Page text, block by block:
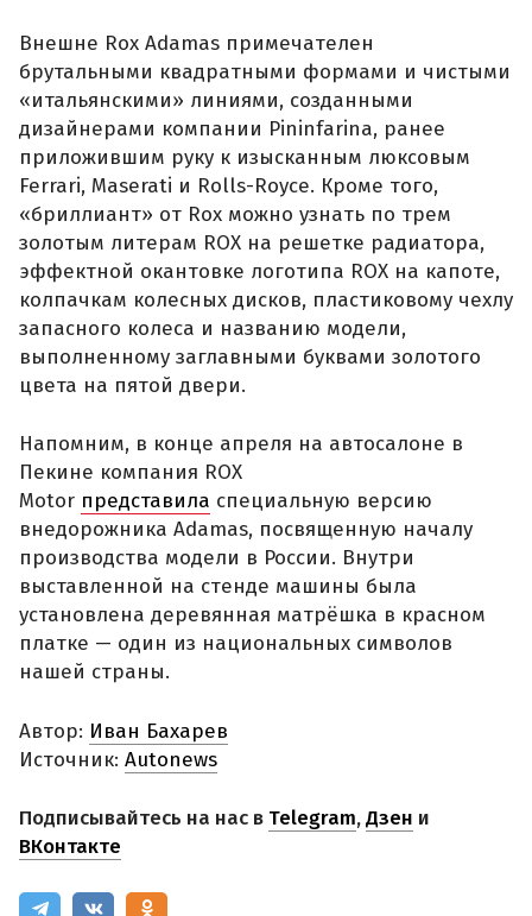
Внешне Rox Adamas примечателен
брутальными квадратными формами и чистыми
«итальянскими» линиями, созданными
дизайнерами компании Pininfarina, ранее
приложившим руку к изысканным люксовым
Ferrari, Maserati и Rolls-Royce. Кроме того,
«бриллиант» от Rox можно узнать по трем
золотым литерам ROX на решетке радиатора,
эффектной окантовке логотипа ROX на капоте,
колпачкам колесных дисков, пластиковому чехлу
запасного колеса и названию модели,
выполненному заглавными буквами золотого
цвета на пятой двери.
Напомним, в конце апреля на автосалоне в
Пекине компания ROX
Motor представила специальную версию
внедорожника Adamas, посвященную началу
производства модели в России. Внутри
выставленной на стенде машины была
установлена деревянная матрёшка в красном
платке — один из национальных символов
нашей страны.
Автор: Иван Бахарев
Источник: Autonews
Подписывайтесь на нас в Telegram,Дзен и
ВКонтакте